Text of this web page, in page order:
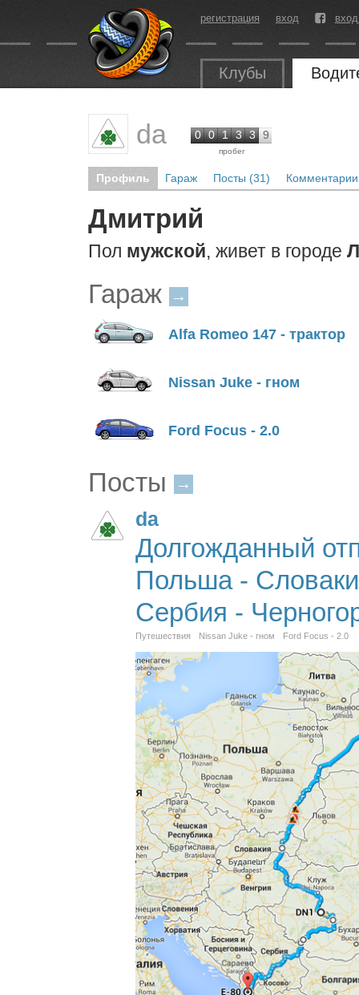
регистрация вход
Клубы
da 0 0 1 3 3 9
пробег
Профиль Гараж Посты (31)
Дмитрий
Пол мужской, живет в городе
Гараж →
Alfa Romeo 147 - трактор
Nissan Juke - гном
Ford Focus - 2.0
Посты →
da
Долгожданный
Польша -
Сербия -
Путешествия Nissan Juke - гном Ford Focus - 2.0